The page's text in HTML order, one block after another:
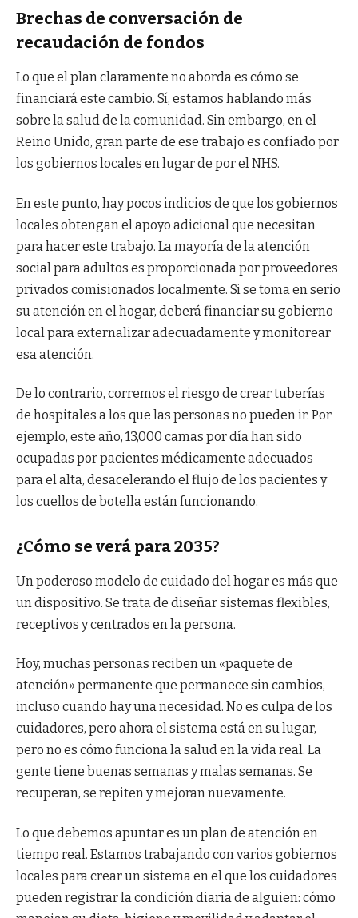
Brechas de conversación de
recaudación de fondos
Lo que el plan claramente no aborda es cómo se
financiará este cambio. Sí, estamos hablando más
sobre la salud de la comunidad. Sin embargo, en el
Reino Unido, gran parte de ese trabajo es confiado por
los gobiernos locales en lugar de por el NHS.
En este punto, hay pocos indicios de que los gobiernos
locales obtengan el apoyo adicional que necesitan
para hacer este trabajo. La mayoría de la atención
social para adultos es proporcionada por proveedores
privados comisionados localmente. Si se toma en serio
su atención en el hogar, deberá financiar su gobierno
local para externalizar adecuadamente y monitorear
esa atención.
De lo contrario, corremos el riesgo de crear tuberías
de hospitales a los que las personas no pueden ir. Por
ejemplo, este año, 13,000 camas por día han sido
ocupadas por pacientes médicamente adecuados
para el alta, desacelerando el flujo de los pacientes y
los cuellos de botella están funcionando.
¿Cómo se verá para 2035?
Un poderoso modelo de cuidado del hogar es más que
un dispositivo. Se trata de diseñar sistemas flexibles,
receptivos y centrados en la persona.
Hoy, muchas personas reciben un «paquete de
atención» permanente que permanece sin cambios,
incluso cuando hay una necesidad. No es culpa de los
cuidadores, pero ahora el sistema está en su lugar,
pero no es cómo funciona la salud en la vida real. La
gente tiene buenas semanas y malas semanas. Se
recuperan, se repiten y mejoran nuevamente.
Lo que debemos apuntar es un plan de atención en
tiempo real. Estamos trabajando con varios gobiernos
locales para crear un sistema en el que los cuidadores
pueden registrar la condición diaria de alguien: cómo